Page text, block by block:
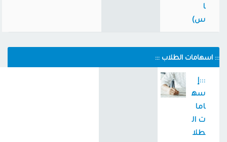
ا
س)
::: اسهامات الطلاب :::
:::إ
سه
اما
ت ال
طلا